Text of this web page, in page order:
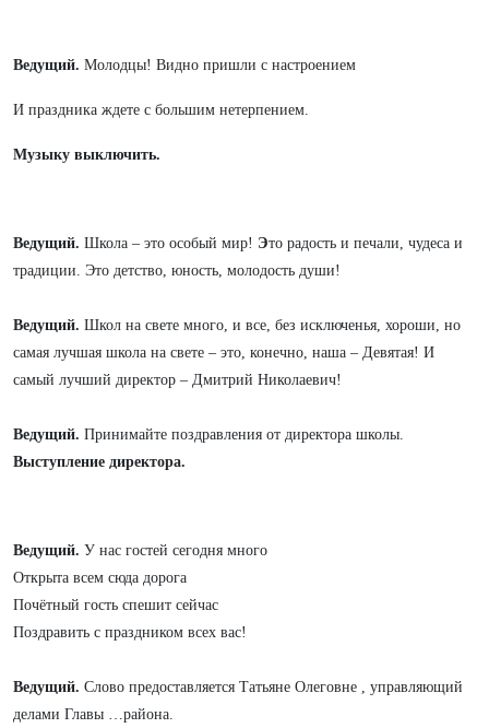
Ведущий. Молодцы! Видно пришли с настроением
И праздника ждете с большим нетерпением.
Музыку выключить.
Ведущий. Школа – это особый мир! Это радость и печали, чудеса и
традиции. Это детство, юность, молодость души!
Ведущий. Школ на свете много, и все, без исключенья, хороши, но
самая лучшая школа на свете – это, конечно, наша – Девятая! И
самый лучший директор – Дмитрий Николаевич!
Ведущий. Принимайте поздравления от директора школы.
Выступление директора.
Ведущий. У нас гостей сегодня много
Открыта всем сюда дорога
Почётный гость спешит сейчас
Поздравить с праздником всех вас!
Ведущий. Слово предоставляется Татьяне Олеговне , управляющий
делами Главы …района.